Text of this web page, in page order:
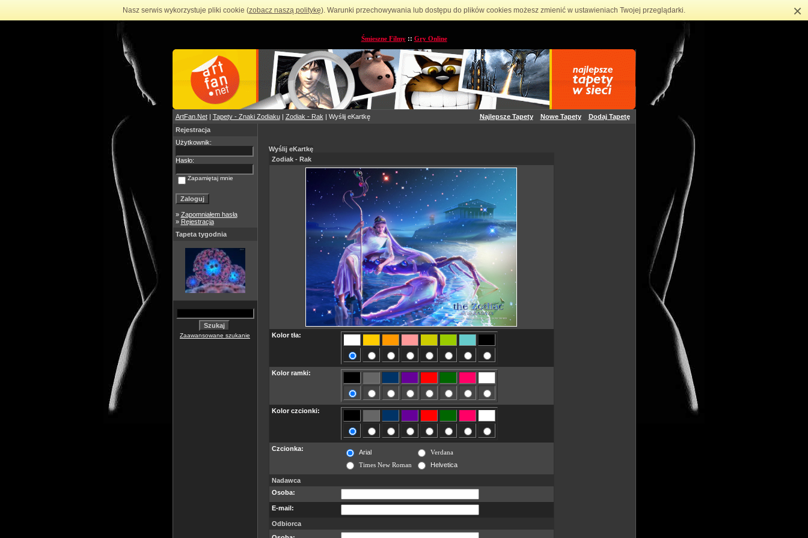
Nasz serwis wykorzystuje pliki cookie (zobacz naszą politykę). Warunki przechowywania lub dostępu do plików cookies możesz zmienić w ustawieniach Twojej przeglądarki. ×
Śmieszne Filmy:: Gry Online
ArtFan.Net| Tapety - Znaki Zodiaku| Zodiak - Rak | Wyślij eKartkę Najlepsze Tapety Nowe Tapety
Dodaj Tapetę
Rejestracja
Użytkownik:
Hasło:
Zapamiętaj mnie
» Zapomniałem hasła
» Rejestracja
Tapeta tygodnia
Zaawansowane szukanie
Wyślij eKartkę
Zodiak - Rak
Kolor tła:
Kolor ramki:
Kolor czcionki:
Czcionka: Arial
Verdana
Times New Roman
Helvetica
Nadawca
Osoba:
E-mail:
Odbiorca